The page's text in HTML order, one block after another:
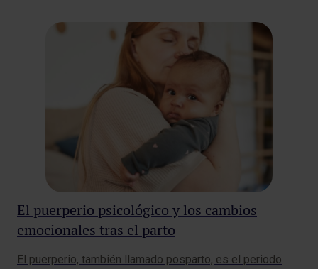
El puerperio psicológico y los cambios
emocionales tras el parto
El puerperio, también llamado posparto, es el periodo